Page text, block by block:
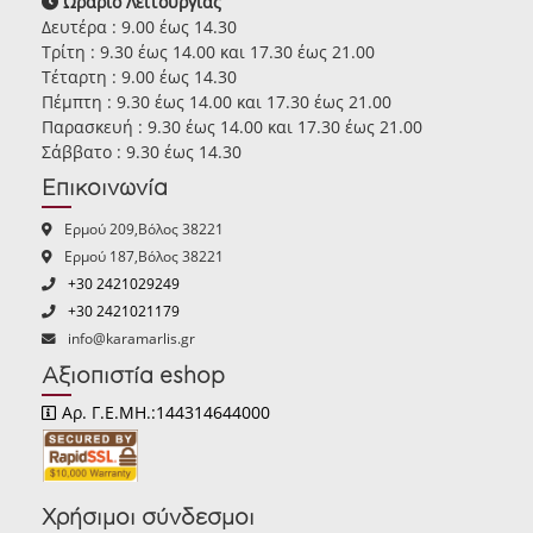
Δευτέρα : 9.00 έως 14.30
Τρίτη : 9.30 έως 14.00 και 17.30 έως 21.00
Τέταρτη : 9.00 έως 14.30
Πέμπτη : 9.30 έως 14.00 και 17.30 έως 21.00
Παρασκευή : 9.30 έως 14.00 και 17.30 έως 21.00
Σάββατο : 9.30 έως 14.30
Επικοινωνία
Ερμού 209,Βόλος 38221
Ερμού 187,Βόλος 38221
+30 2421029249
+30 2421021179
info@karamarlis.gr
Αξιοπιστία eshop
Αρ. Γ.Ε.ΜΗ.:144314644000
Χρήσιμοι σύνδεσμοι